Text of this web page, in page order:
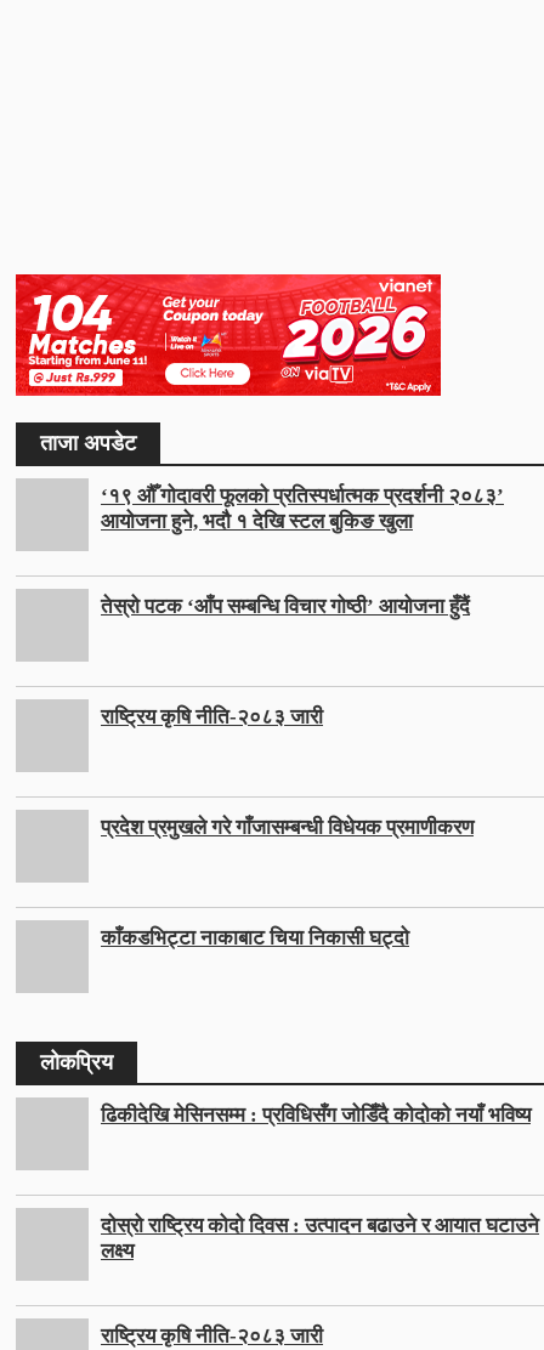
ताजा अपडेट
‘१९ औँ गोदावरी फूलको प्रतिस्पर्धात्मक प्रदर्शनी २०८३’
आयोजना हुने, भदौ १ देखि स्टल बुकिङ खुला
तेस्रो पटक ‘आँप सम्बन्धि विचार गोष्ठी’ आयोजना हुँदैं
राष्ट्रिय कृषि नीति-२०८३ जारी
प्रदेश प्रमुखले गरे गाँजासम्बन्धी विधेयक प्रमाणीकरण
काँकडभिट्टा नाकाबाट चिया निकासी घट्दो
लोकप्रिय
ढिकीदेखि मेसिनसम्म : प्रविधिसँग जोडिँदै कोदोको नयाँ भविष्य
दोस्रो राष्ट्रिय कोदो दिवस : उत्पादन बढाउने र आयात घटाउने
लक्ष्य
राष्ट्रिय कृषि नीति-२०८३ जारी